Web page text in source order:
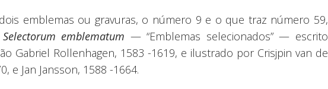
emblemas ou gravuras, o número 9 e o que traz número 59,
Selectorum emblematum — “Emblemas selecionados” — escrito
Gabriel Rollenhagen, 1583 -1619, e ilustrado por Crisjpin van de
e Jan Jansson, 1588 -1664.